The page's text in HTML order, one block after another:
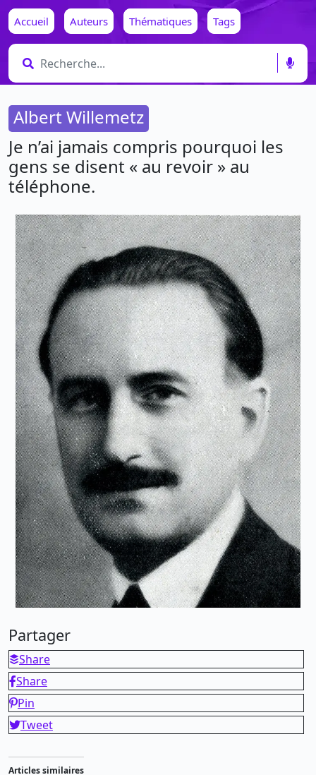
Accueil Auteurs Thématiques Tags
Albert Willemetz
Je n’ai jamais compris pourquoi les
gens se disent « au revoir » au
téléphone.
Partager
Share
Share
Pin
Tweet
Articles similaires